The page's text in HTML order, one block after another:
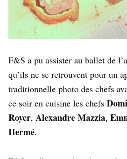
F&S a pu assister au ballet de
qu’ils ne se retrouvent pour un
traditionnelle photo des chefs
ce soir en cuisine les chefs
Royer, Alexandre Mazzia,
Hermé.